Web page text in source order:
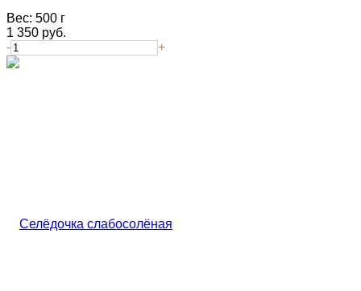
Вес: 500 г
1 350 руб.
-
+